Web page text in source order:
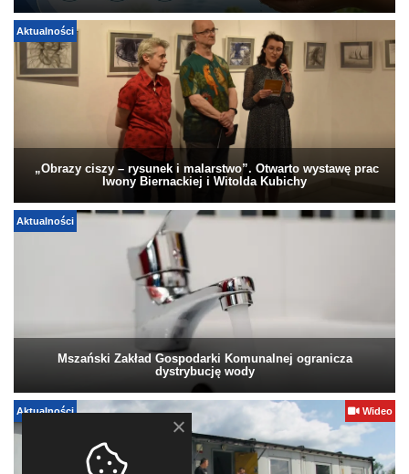
Aktualności
„Obrazy ciszy – rysunek i malarstwo”. Otwarto wystawę prac
Iwony Biernackiej i Witolda Kubichy
Aktualności
Mszański Zakład Gospodarki Komunalnej ogranicza
dystrybucję wody
Aktualności Wideo